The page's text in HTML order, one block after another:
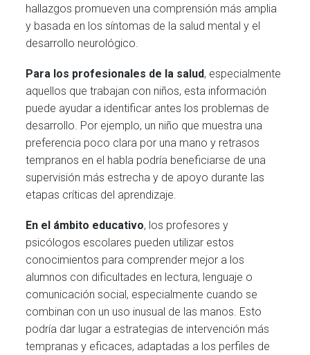
hallazgos promueven una comprensión más amplia
y basada en los síntomas de la salud mental y el
desarrollo neurológico.
Para los profesionales de la salud, especialmente
aquellos que trabajan con niños, esta información
puede ayudar a identificar antes los problemas de
desarrollo. Por ejemplo, un niño que muestra una
preferencia poco clara por una mano y retrasos
tempranos en el habla podría beneficiarse de una
supervisión más estrecha y de apoyo durante las
etapas críticas del aprendizaje.
En el ámbito educativo, los profesores y
psicólogos escolares pueden utilizar estos
conocimientos para comprender mejor a los
alumnos con dificultades en lectura, lenguaje o
comunicación social, especialmente cuando se
combinan con un uso inusual de las manos. Esto
podría dar lugar a estrategias de intervención más
tempranas y eficaces, adaptadas a los perfiles de